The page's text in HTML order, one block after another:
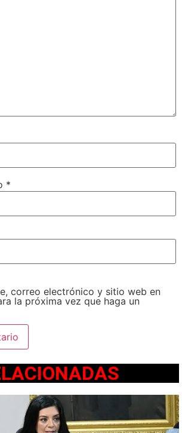
*
correo electrónico y sitio web en
la próxima vez que haga un